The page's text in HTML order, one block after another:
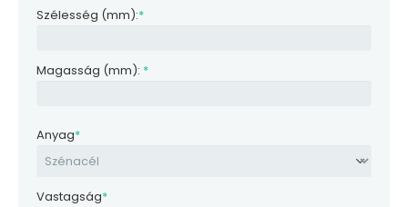
Szélesség (mm):*
Magasság (mm): *
Anyag*
Vastagság*